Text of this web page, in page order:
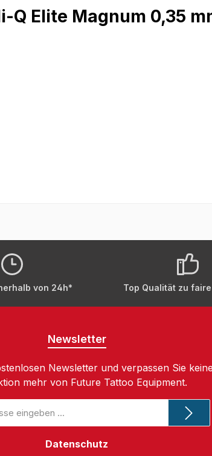
Q Elite Magnum 0,35
von 24h* Top Qualität zu
Newsletter
Newsletter und verpassen Sie
mehr von Future Tattoo Equipment.
Datenschutz